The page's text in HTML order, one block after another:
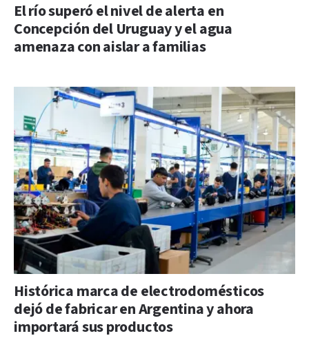
El río superó el nivel de alerta en
Concepción del Uruguay y el agua
amenaza con aislar a familias
Histórica marca de electrodomésticos
dejó de fabricar en Argentina y ahora
importará sus productos